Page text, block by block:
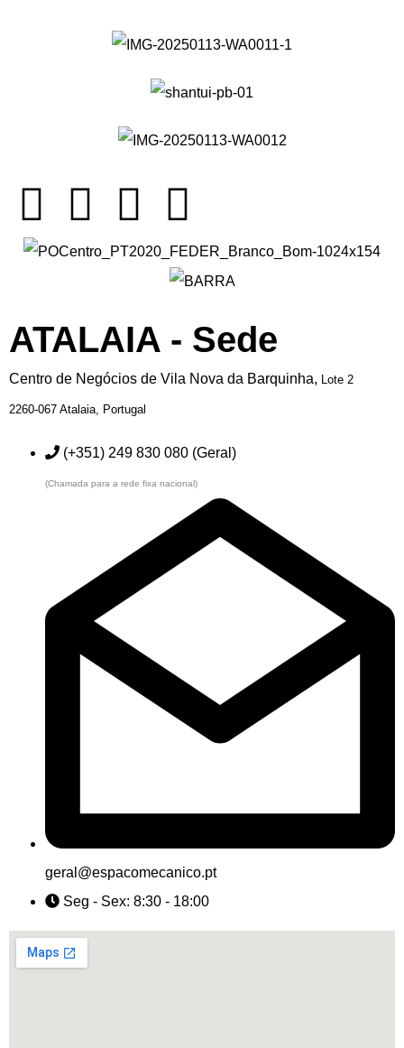
ATALAIA - Sede
Centro de Negócios de Vila Nova da Barquinha, Lote 2
2260-067 Atalaia, Portugal
(+351) 249 830 080 (Geral)
(Chamada para a rede fixa nacional)
geral@espacomecanico.pt
Seg - Sex: 8:30 - 18:00